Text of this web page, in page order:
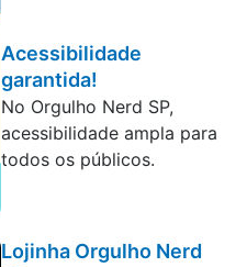
Acessibilidade
garantida!
No Orgulho Nerd SP,
acessibilidade ampla para
todos os públicos.
Lojinha Orgulho Nerd